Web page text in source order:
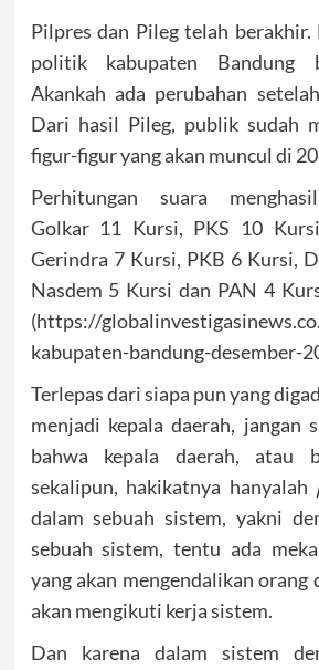
Pilpres dan Pileg telah
politik kabupaten Bandung
Akankah ada perubahan
Dari hasil Pileg, publik sudah
figur-figur yang akan muncul di
Perhitungan suara
Golkar 11 Kursi, PKS 10
Gerindra 7 Kursi, PKB 6 Kursi,
Nasdem 5 Kursi dan PAN 4
(https://
kabupaten-bandung-desember-
Terlepas dari siapa pun yang
menjadi kepala daerah, jangan
bahwa kepala daerah, atau
sekalipun, hakikatnya hanyalah
dalam sebuah sistem, yakni
sebuah sistem, tentu ada
yang akan mengendalikan orang
akan mengikuti kerja sistem.
Dan karena dalam sistem